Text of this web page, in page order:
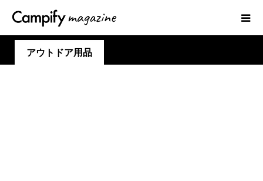
アウトドア用品